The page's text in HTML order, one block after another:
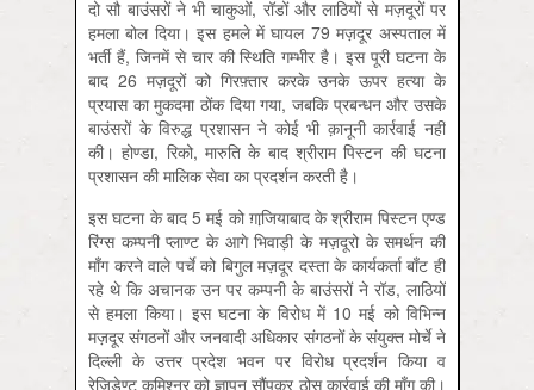
दो सौ बाउंसरों ने भी चाकुओं, रॉडों और लाठियों से मज़दूरों पर
हमला बोल दिया। इस हमले में घायल 79 मज़दूर अस्पताल में
भर्ती हैं, जिनमें से चार की स्थिति गम्भीर है। इस पूरी घटना के
बाद 26 मज़दूरों को गिरफ़्तार करके उनके ऊपर हत्या के
प्रयास का मुकदमा ठोंक दिया गया, जबकि प्रबन्धन और उसके
बाउंसरों के विरुद्ध प्रशासन ने कोई भी क़ानूनी कार्रवाई नहीं
की। होण्डा, रिको, मारुति के बाद श्रीराम पिस्टन की घटना
प्रशासन की मालिक सेवा का प्रदर्शन करती है।
इस घटना के बाद 5 मई को ग़ाजि़याबाद के श्रीराम पिस्टन एण्ड
रिंग्स कम्पनी प्लाण्ट के आगे भिवाड़ी के मज़दूरो के समर्थन की
माँग करने वाले पर्चे को बिगुल मज़दूर दस्ता के कार्यकर्ता बाँट ही
रहे थे कि अचानक उन पर कम्पनी के बाउंसरों ने रॉड, लाठियों
से हमला किया। इस घटना के विरोध में 10 मई को विभिन्न
मज़दूर संगठनों और जनवादी अधिकार संगठनों के संयुक्त मोर्चे ने
दिल्ली के उत्तर प्रदेश भवन पर विरोध प्रदर्शन किया व
रेजिडेण्ट कमिश्नर को ज्ञापन सौंपकर ठोस कार्रवाई की माँग की।